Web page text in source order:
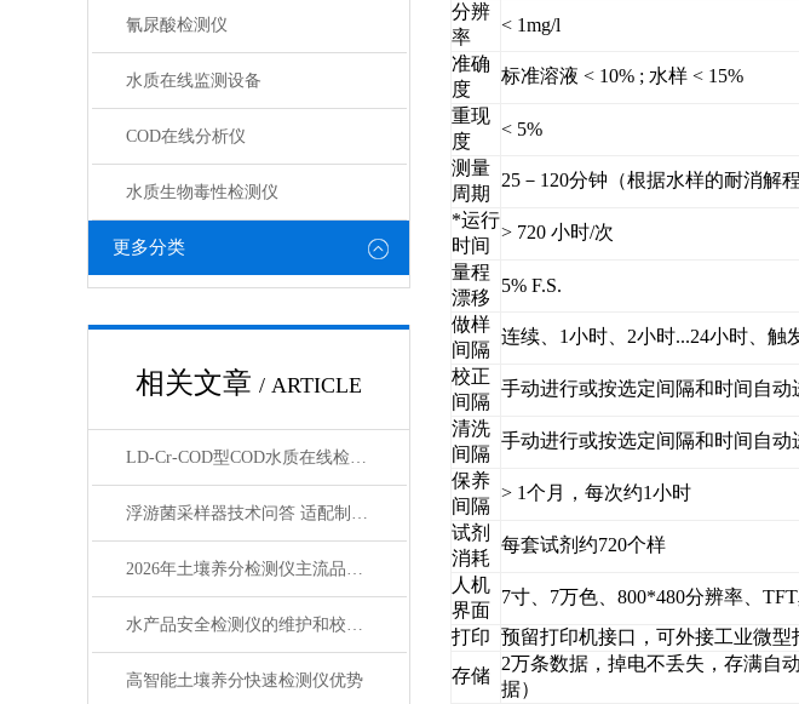
氰尿酸检测仪
水质在线监测设备
COD在线分析仪
水质生物毒性检测仪
更多分类
相关文章 / ARTICLE
LD-Cr-COD型COD水质在线检测仪【莱恩德】
浮游菌采样器技术问答 适配制药菌控场景实用指南
2026年土壤养分检测仪主流品牌测评(莱恩德精准适配农业服务与种植场景)
水产品安全检测仪的维护和校准方法
高智能土壤养分快速检测仪优势
分辨
率
< 1mg/l
准确
度
标准溶液 < 10% ; 水样 < 15%
重现
度
< 5%
测量
周期
25－120分钟（根据水样的耐消解程
*运行
时间
> 720 小时/次
量程
漂移
5% F.S.
做样
间隔
连续、1小时、2小时...24小时、触
校正
间隔
手动进行或按选定间隔和时间自动
清洗
间隔
手动进行或按选定间隔和时间自动
保养
间隔
> 1个月，每次约1小时
试剂
消耗
每套试剂约720个样
人机
界面
7寸、7万色、800*480分辨率、
打印 预留打印机接口，可外接工业微型
存储
2万条数据，掉电不丢失，存满自
据）